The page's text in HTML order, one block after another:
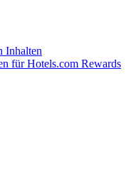
Inhalten
für Hotels.com Rewards